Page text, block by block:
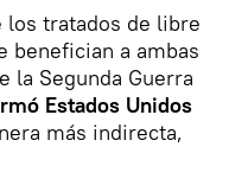
los tratados de libre
benefician a ambas
la Segunda Guerra
Estados Unidos
más indirecta,